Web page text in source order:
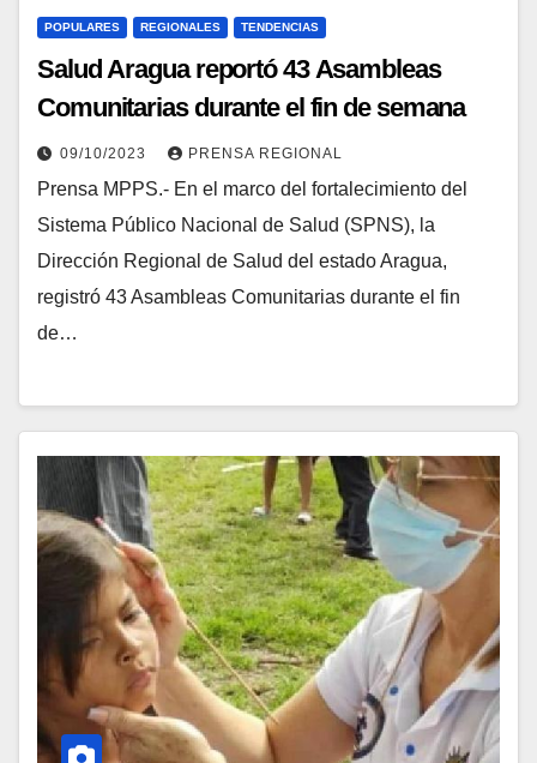
POPULARES REGIONALES TENDENCIAS
Salud Aragua reportó 43 Asambleas
Comunitarias durante el fin de semana
09/10/2023 PRENSA REGIONAL
Prensa MPPS.- En el marco del fortalecimiento del
Sistema Público Nacional de Salud (SPNS), la
Dirección Regional de Salud del estado Aragua,
registró 43 Asambleas Comunitarias durante el fin
de…